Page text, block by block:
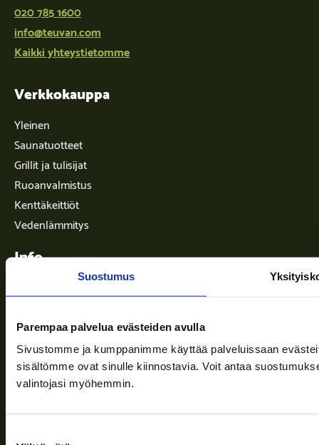
Suostumus
Parempaa palvelua evästeiden avulla
Sivustomme ja kumppanimme käyttää palveluissaan
sisältömme ovat sinulle kiinnostavia. Voit antaa
valintojasi myöhemmin.
020 785 1600
info@teuvan.com
Kaikki yhteystietomme
Verkkokauppa
Yleinen
Saunatuotteet
Grillit ja tulisijat
Ruoanvalmistus
Kenttäkeittiöt
Vedenlämmitys
Info
Ajankohtaista
Yritys
Tuki